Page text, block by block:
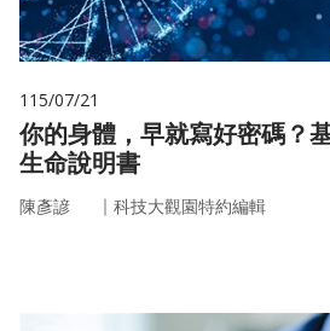
115/07/21
你的身體，早就寫好密碼？
生命說明書
陳彥諺 ｜ 科技大觀園特約編輯